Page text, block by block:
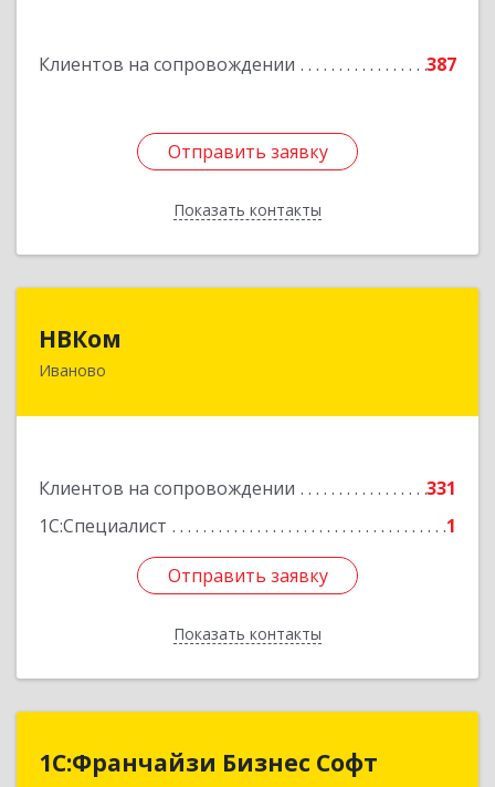
Клиентов на сопровождении 387
Отправить заявку
Показать контакты
Отправить заявку
Назад
НВКом
Иваново
Клиентов на сопровождении
331
1С:Специалист
1
Отправить заявку
Показать контакты
153000, Ивановская обл, Иваново г, Аптечный
Отправить заявку
Назад
1С:Франчайзи Бизнес Софт
1С:Франчайзи Бизнес Софт